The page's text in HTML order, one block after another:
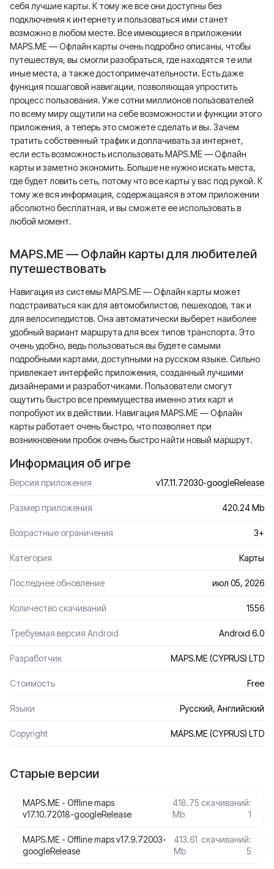
себя лучшие карты. К тому же все они доступны без
подключения к интернету и пользоваться ими станет
возможно в любом месте. Все имеющиеся в приложении
MAPS.ME — Офлайн карты очень подробно описаны, чтобы
путешествуя, вы смогли разобраться, где находятся те или
иные места, а также достопримечательности. Есть даже
функция пошаговой навигации, позволяющая упростить
процесс пользования. Уже сотни миллионов пользователей
по всему миру ощутили на себе возможности и функции этого
приложения, а теперь это сможете сделать и вы. Зачем
тратить собственный трафик и доплачивать за интернет,
если есть возможность использовать MAPS.ME — Офлайн
карты и заметно экономить. Больше не нужно искать места,
где будет ловить сеть, потому что все карты у вас под рукой. К
тому же вся информация, содержащаяся в этом приложении
абсолютно бесплатная, и вы сможете ее использовать в
любой момент.
MAPS.ME — Офлайн карты для любителей
путешествовать
Навигация из системы MAPS.ME — Офлайн карты может
подстраиваться как для автомобилистов, пешеходов, так и
для велосипедистов. Она автоматически выберет наиболее
удобный вариант маршрута для всех типов транспорта. Это
очень удобно, ведь пользоваться вы будете самыми
подробными картами, доступными на русском языке. Сильно
привлекает интерфейс приложения, созданный лучшими
дизайнерами и разработчиками. Пользователи смогут
ощутить быстро все преимущества именно этих карт и
попробуют их в действии. Навигация MAPS.ME — Офлайн
карты работает очень быстро, что позволяет при
возникновении пробок очень быстро найти новый маршрут.
Информация об игре
Версия приложения v17.11.72030-googleRelease
Размер приложения 420.24 Mb
Возрастные ограничения 3+
Категория Карты
Последнее обновление июл 05, 2026
Количество скачиваний 1556
Требуемая версия Android Android 6.0
Разработчик MAPS.ME (CYPRUS) LTD
Стоимость Free
Языки Русский, Английский
Сopyright MAPS.ME (CYPRUS) LTD
Старые версии
MAPS.ME - Offline maps
v17.10.72018-googleRelease
418.75
Mb
скачиваний:
1
MAPS.ME - Offline maps v17.9.72003-
googleRelease
413.61
Mb
скачиваний:
5